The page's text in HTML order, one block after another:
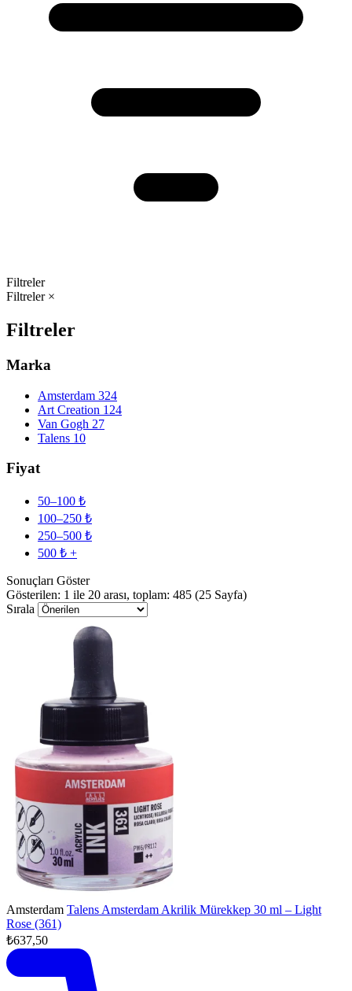
Filtreler
Filtreler ×
Filtreler
Marka
Amsterdam 324
Art Creation 124
Van Gogh 27
Talens 10
Fiyat
50–100 ₺
100–250 ₺
250–500 ₺
500 ₺ +
Sonuçları Göster
Gösterilen: 1 ile 20 arası, toplam: 485 (25 Sayfa)
Sırala
Amsterdam Talens Amsterdam Akrilik Mürekkep 30 ml – Light
Rose (361)
₺637,50